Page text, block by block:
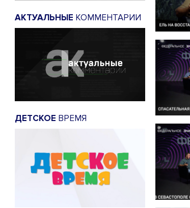
АКТУАЛЬНЫЕ КОММЕНТАРИИ
ДЕТСКОЕ ВРЕМЯ